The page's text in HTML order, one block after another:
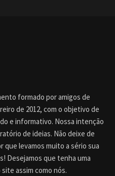
formado por amigos de
de 2012, com o objetivo de
e informativo. Nossa intenção
de ideias. Não deixe de
que levamos muito a sério sua
Desejamos que tenha uma
assim como nós.